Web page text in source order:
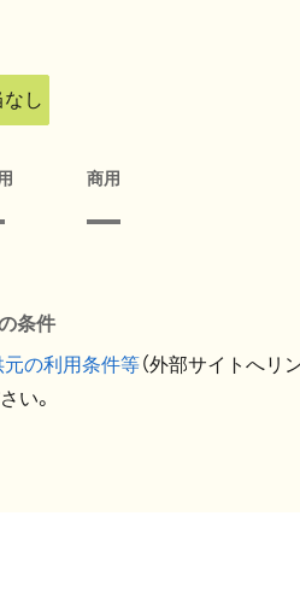
し
商用
条件
元の利用条件等（外部サイトへリ
い。